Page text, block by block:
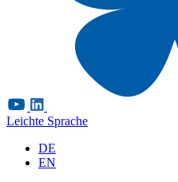
Leichte Sprache
DE
EN